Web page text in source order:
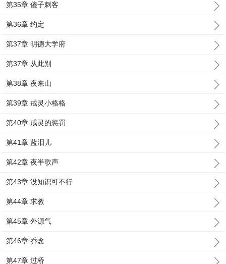
第35章 傻子刺客
第36章 约定
第37章 明德大学府
第37章 从此别
第38章 夜来山
第39章 戒灵小格格
第40章 戒灵的惩罚
第41章 蓝泪儿
第42章 夜半歌声
第43章 没知识可不行
第44章 求教
第45章 外源气
第46章 乔念
第47章 过桥